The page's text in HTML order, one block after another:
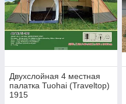
Двухслойная 4 местная
палатка Tuohai (Traveltop)
1915